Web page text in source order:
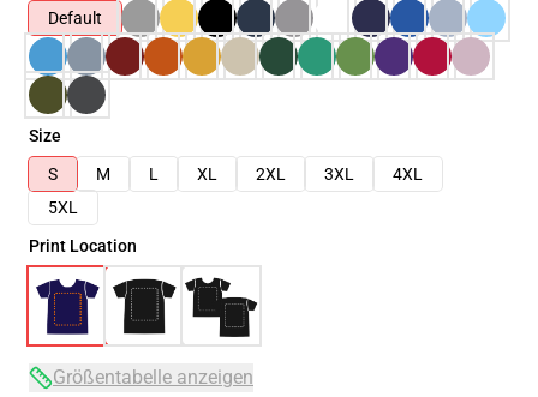
Default
Size
S
M L XL 2XL 3XL
4XL
5XL
Print Location
Größentabelle anzeigen